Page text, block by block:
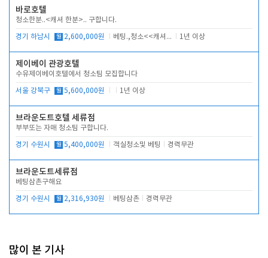
바로호텔
청소한분..<캐셔 한분>.. 구합니다.
경기 하남시 월 2,600,000원 베팅.,청소<<캐셔 모셔봅니다. 1년 이상
제이베이 관광호텔
수유제이베이호텔에서 청소팀 모집합니다
서울 강북구 월 5,600,000원 1년 이상
브라운도트호텔 세류점
부부또는 자매 청소팀 구합니다.
경기 수원시 월 5,400,000원 객실청소및 베팅 경력무관
브라운도트세류점
베팅삼촌구해요
경기 수원시 월 2,316,930원 베팅삼촌 경력무관
많이 본 기사